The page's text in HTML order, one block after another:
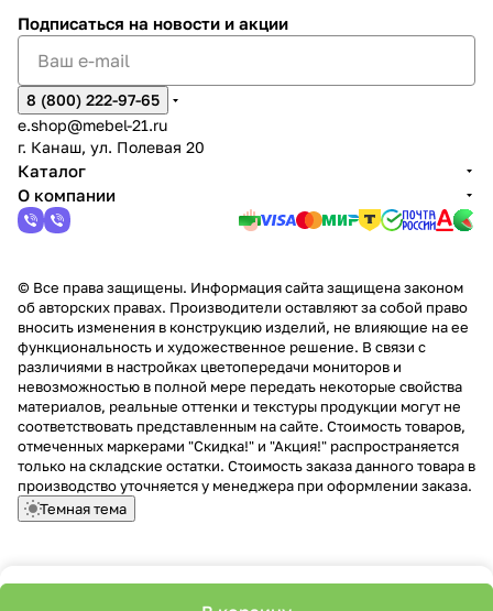
Подписаться на новости и акции
8 (800) 222-97-65
e.shop@mebel-21.ru
г. Канаш, ул. Полевая 20
Каталог
О компании
© Все права защищены. Информация сайта защищена законом
об авторских правах. Производители оставляют за собой право
вносить изменения в конструкцию изделий, не влияющие на ее
функциональность и художественное решение. В связи с
различиями в настройках цветопередачи мониторов и
невозможностью в полной мере передать некоторые свойства
материалов, реальные оттенки и текстуры продукции могут не
соответствовать представленным на сайте. Стоимость товаров,
отмеченных маркерами "Скидка!" и "Акция!" распространяется
только на складские остатки. Стоимость заказа данного товара в
производство уточняется у менеджера при оформлении заказа.
Темная тема